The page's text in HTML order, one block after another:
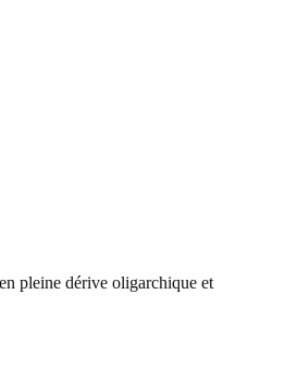
pleine dérive oligarchique et